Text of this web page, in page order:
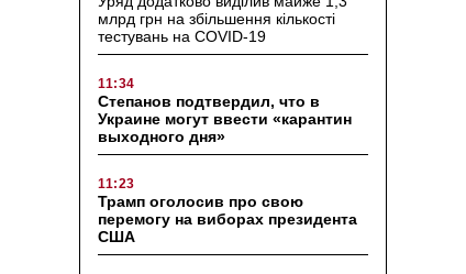
млрд грн на збільшення кількості
тестувань на COVID-19
11:34
Степанов подтвердил, что в
Украине могут ввести «карантин
выходного дня»
11:23
Трамп оголосив про свою
перемогу на виборах президента
США